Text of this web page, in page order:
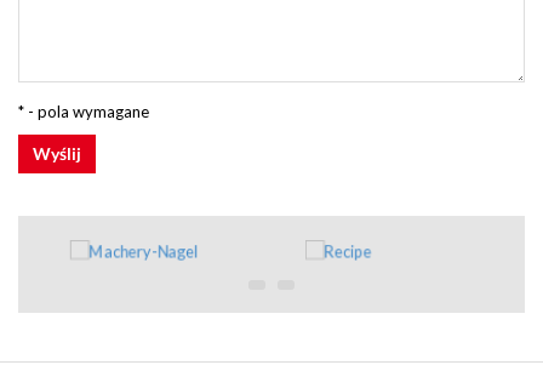
* - pola wymagane
Wyślij